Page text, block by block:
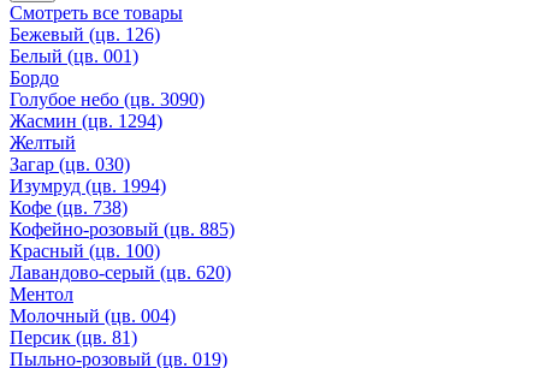
Смотреть все товары
Бежевый (цв. 126)
Белый (цв. 001)
Бордо
Голубое небо (цв. 3090)
Жасмин (цв. 1294)
Желтый
Загар (цв. 030)
Изумруд (цв. 1994)
Кофе (цв. 738)
Кофейно-розовый (цв. 885)
Красный (цв. 100)
Лавандово-серый (цв. 620)
Ментол
Молочный (цв. 004)
Персик (цв. 81)
Пыльно-розовый (цв. 019)